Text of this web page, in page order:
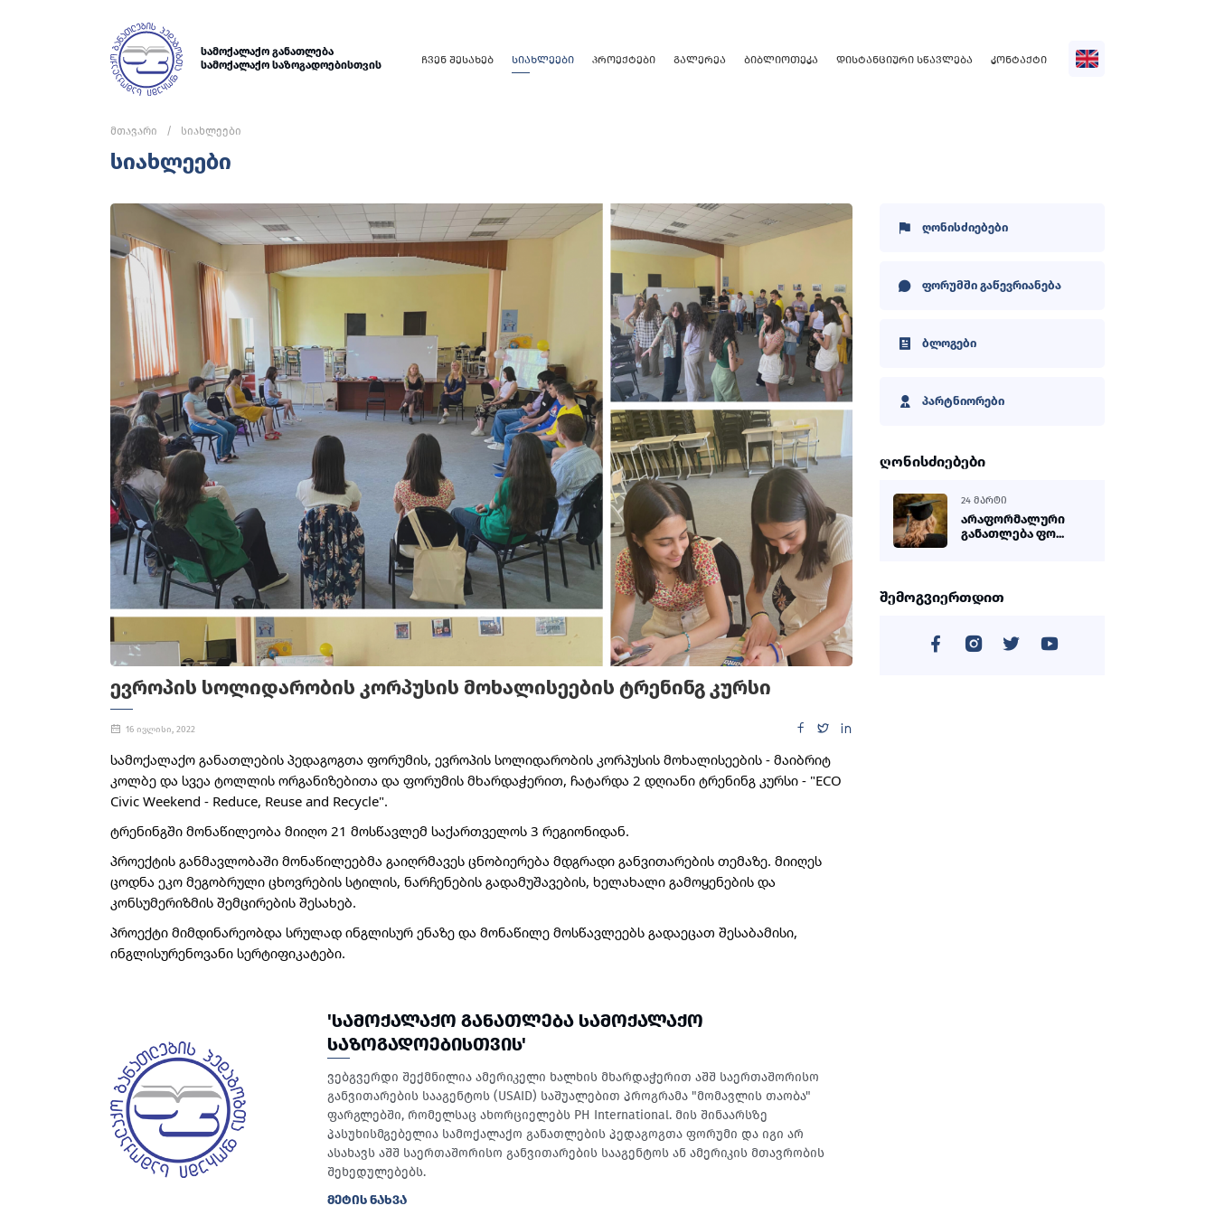
სამოქალაქო განათლება
სამოქალაქო საზოგადოებისთვის
ᲩᲕᲔᲜ ᲨᲔᲡᲐᲮᲔᲑ ᲡᲘᲐᲮᲚᲔᲔᲑᲘ ᲞᲠᲝᲔᲥᲢᲔᲑᲘ ᲒᲐᲚᲔᲠᲔᲐ ᲑᲘᲑᲚᲘᲝᲗᲔᲙᲐ ᲓᲘᲡᲢᲐᲜᲪᲘᲣᲠᲘ ᲡᲬᲐᲕᲚᲔᲑᲐ ᲙᲝᲜᲢᲐᲥᲢᲘ
მთავარი სიახლეები
სიახლეები
ᲔᲕᲠᲝᲞᲘᲡ ᲡᲝᲚᲘᲓᲐᲠᲝᲑᲘᲡ ᲙᲝᲠᲞᲣᲡᲘᲡ ᲛᲝᲮᲐᲚᲘᲡᲔᲔᲑᲘᲡ ᲢᲠᲔᲜᲘᲜᲒ ᲙᲣᲠᲡᲘ
16 ივლისი, 2022
სამოქალაქო განათლების პედაგოგთა ფორუმის, ევროპის სოლიდარობის კორპუსის მოხალისეების - მაიბრიტ
კოლბე და სვეა ტოლლის ორგანიზებითა და ფორუმის მხარდაჭერით, ჩატარდა 2 დღიანი ტრენინგ კურსი - "ECO
Civic Weekend - Reduce, Reuse and Recycle".
ტრენინგში მონაწილეობა მიიღო 21 მოსწავლემ საქართველოს 3 რეგიონიდან.
პროექტის განმავლობაში მონაწილეებმა გაიღრმავეს ცნობიერება მდგრადი განვითარების თემაზე. მიიღეს
ცოდნა ეკო მეგობრული ცხოვრების სტილის, ნარჩენების გადამუშავების, ხელახალი გამოყენების და
კონსუმერიზმის შემცირების შესახებ.
პროექტი მიმდინარეობდა სრულად ინგლისურ ენაზე და მონაწილე მოსწავლეებს გადაეცათ შესაბამისი,
ინგლისურენოვანი სერტიფიკატები.
'ᲡᲐᲛᲝᲥᲐᲚᲐᲥᲝ ᲒᲐᲜᲐᲗᲚᲔᲑᲐ ᲡᲐᲛᲝᲥᲐᲚᲐᲥᲝ
ᲡᲐᲖᲝᲒᲐᲓᲝᲔᲑᲘᲡᲗᲕᲘᲡ'
ვებგვერდი შექმნილია ამერიკელი ხალხის მხარდაჭერით აშშ საერთაშორისო
განვითარების სააგენტოს (USAID) საშუალებით პროგრამა "მომავლის თაობა"
ფარგლებში, რომელსაც ახორციელებს PH International. მის შინაარსზე
პასუხისმგებელია სამოქალაქო განათლების პედაგოგთა ფორუმი და იგი არ
ასახავს აშშ საერთაშორისო განვითარების სააგენტოს ან ამერიკის მთავრობის
შეხედულებებს.
ᲛᲔᲢᲘᲡ ᲜᲐᲮᲕᲐ
ღონისძიებები
ფორუმში გაწევრიანება
ბლოგები
პარტნიორები
ღონისძიებები
24 ᲛᲐᲠᲢᲘ
არაფორმალური
განათლება ფო...
შემოგვიერთდით